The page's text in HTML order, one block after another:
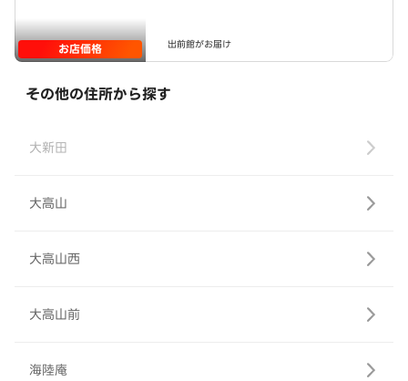
お店価格 出前館がお届け
その他の住所から探す
大新田
大高山
大高山西
大高山前
海陸庵